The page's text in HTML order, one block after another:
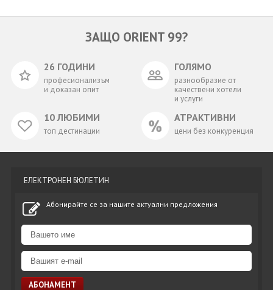
ЗАЩО ORIENT 99?
26 ГОДИНИ
професионализъм
и доказан опит
ГОЛЯМО
разнообразие от
качествени хотели
и услуги
10 ЛЮБИМИ
топ дестинации
АТРАКТИВНИ
цени без конкуренция
ЕЛЕКТРОНЕН БЮЛЕТИН
Абонирайте се за нашите актуални предложения